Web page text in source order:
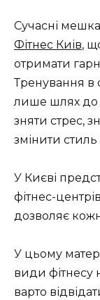
Сучасні
Фітнес Киів,
отримати
Тренування в
лише шлях до
зняти стрес,
змінити стиль
У Києві
фітнес-
дозволяє
У цьому
види фітнесу
варто